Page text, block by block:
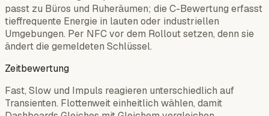
passt zu Büros und Ruheräumen; die C-Bewertung erfasst
tieffrequente Energie in lauten oder industriellen
Umgebungen. Per NFC vor dem Rollout setzen, denn sie
ändert die gemeldeten Schlüssel.
Zeitbewertung
Fast, Slow und Impuls reagieren unterschiedlich auf
Transienten. Flottenweit einheitlich wählen, damit